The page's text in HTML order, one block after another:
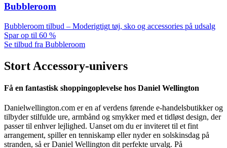
Bubbleroom
Bubbleroom tilbud – Moderigtigt tøj, sko og accessories på udsalg
Spar op til 60 %
Se tilbud fra Bubbleroom
Stort Accessory-univers
Få en fantastisk shoppingoplevelse hos Daniel Wellington
Danielwellington.com er en af verdens førende e-handelsbutikker og
tilbyder stilfulde ure, armbånd og smykker med et tidløst design, der
passer til enhver lejlighed. Uanset om du er inviteret til et fint
arrangement, spiller en tenniskamp eller nyder en solskinsdag på
stranden, så er Daniel Wellington dit perfekte urvalg. På